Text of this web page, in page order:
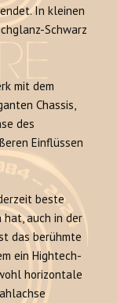
In kleinen
Schwarz
mit dem
Chassis,
des
Einflüssen
beste
hat, auch in der
das berühmte
ein Hightech-
horizontale